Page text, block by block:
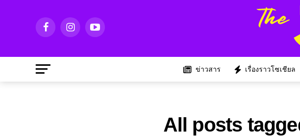
ข่าวสาร เรื่องราวโซเชียล
All posts